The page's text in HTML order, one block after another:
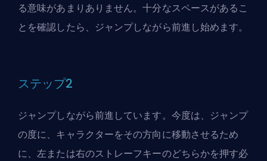
る意味があまりありません。十分なスペースがあるこ
とを確認したら、ジャンプしながら前進し始めます。
ステップ2
ジャンプしながら前進しています。今度は、ジャンプ
の度に、キャラクターをその方向に移動させるため
に、左または右のストレーフキーのどちらかを押す必